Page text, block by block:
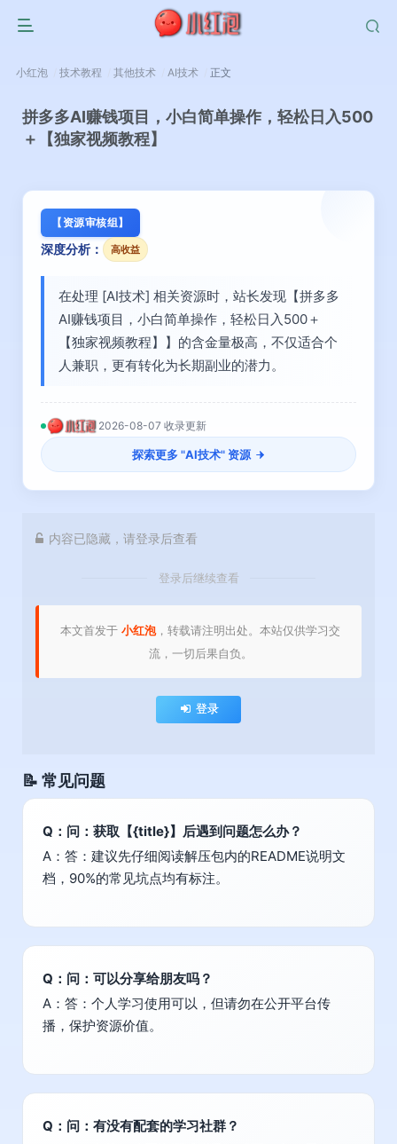
小红泡 技术教程 其他技术 AI技术 正文
拼多多AI赚钱项目，小白简单操作，轻松日入500
＋【独家视频教程】
【资源审核组】
深度分析： 高收益
在处理 [AI技术] 相关资源时，站长发现【拼多多
AI赚钱项目，小白简单操作，轻松日入500＋
【独家视频教程】】的含金量极高，不仅适合个
人兼职，更有转化为长期副业的潜力。
2026-08-07 收录更新
探索更多 "AI技术" 资源
内容已隐藏，请登录后查看
登录后继续查看
本文首发于 小红泡，转载请注明出处。本站仅供学习交
流，一切后果自负。
登录
📝 常见问题
Q：问：获取【{title}】后遇到问题怎么办？
A：答：建议先仔细阅读解压包内的README说明文
档，90%的常见坑点均有标注。
Q：问：可以分享给朋友吗？
A：答：个人学习使用可以，但请勿在公开平台传
播，保护资源价值。
Q：问：有没有配套的学习社群？